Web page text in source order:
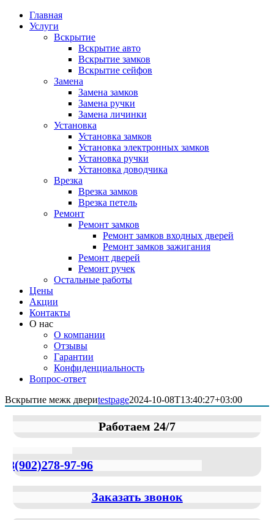
Главная
Услуги
Вскрытие
Вскрытие авто
Вскрытие замков
Вскрытие сейфов
Замена
Замена замков
Замена ручки
Замена личинки
Установка
Установка замков
Установка электронных замков
Установка ручки
Установка доводчика
Врезка
Врезка замков
Врезка петель
Ремонт
Ремонт замков
Ремонт замков входных дверей
Ремонт замков зажигания
Ремонт дверей
Ремонт ручек
Остальные работы
Цены
Акции
Контакты
О нас
О компании
Отзывы
Гарантии
Конфиденциальность
Вопрос-ответ
Вскрытие межк двериtestpage2024-10-08T13:40:27+03:00
Работаем 24/7
8(902)278-97-96
Заказать звонок